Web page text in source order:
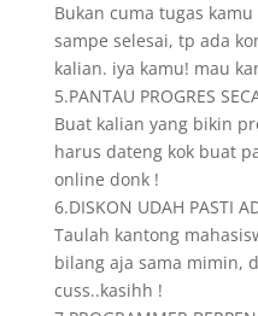
Bukan cuma tugas
sampe selesai, tp ada
kalian. iya kamu! mau
5.PANTAU PROGRES
Buat kalian yang bikin
harus dateng kok buat
online donk !
6.DISKON UDAH PASTI
Taulah kantong
bilang aja sama mimin,
cuss..kasihh !